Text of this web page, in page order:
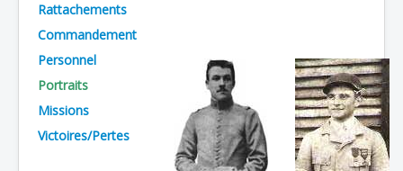
Avions
Personnels
Formation
Doctrines
Rattachements
Commandement
Personnel
Portraits
Missions
Victoires/Pertes